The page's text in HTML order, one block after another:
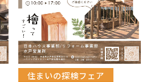
住まいの探検フェア